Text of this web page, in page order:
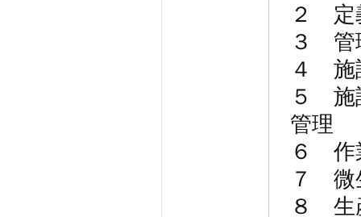
２ 定
３ 管
４ 施
５ 施
管理
６ 作
７ 微
８ 生